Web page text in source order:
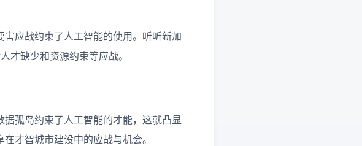
应战约束了人工智能的使用。听听新加
才缺少和资源约束等应战。
孤岛约束了人工智能的才能，这就凸显
才智城市建设中的应战与机会。